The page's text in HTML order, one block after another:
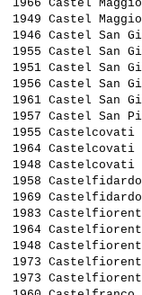
1966 Castel
1949 Castel
1946 Castel
1955 Castel
1951 Castel
1956 Castel
1961 Castel San
1957 Castel
1955
1964
1948
1958
1969
1983
1964
1948
1973
1973